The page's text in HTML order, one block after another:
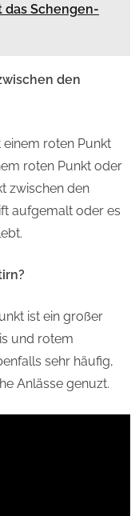
das Schengen-
den
roten Punkt
roten Punkt oder
zwischen den
aufgemalt oder es
ist ein großer
und rotem
sehr häufig,
Anlässe genuzt.